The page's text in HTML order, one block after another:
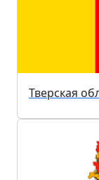
Тверская